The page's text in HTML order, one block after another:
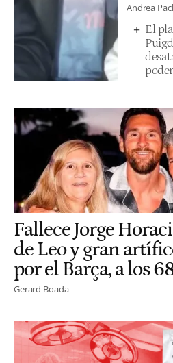
Andrea
El
Fallece Jorge
de Leo y gran
por el Barça, a los
Gerard Boada